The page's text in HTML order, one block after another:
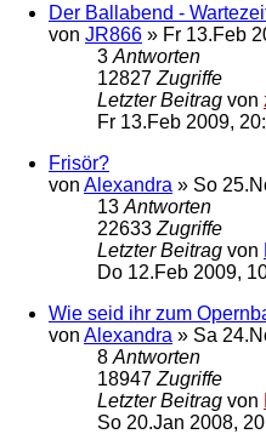
Der Ballabend -
von JR866 » Fr 13.Feb
3 Antworten
12827 Zugriffe
Letzter Beitrag von
Fr 13.Feb 2009,
Frisör?
von Alexandra » So
13 Antworten
22633 Zugriffe
Letzter Beitrag von
Do 12.Feb 2009,
Wie seid ihr zum
von Alexandra » Sa
8 Antworten
18947 Zugriffe
Letzter Beitrag von
So 20.Jan 2008,